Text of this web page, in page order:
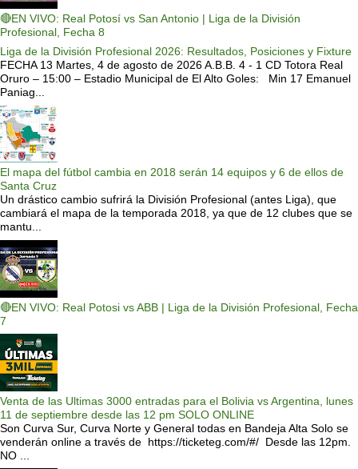
🔴EN VIVO: Real Potosí vs San Antonio | Liga de la División
Profesional, Fecha 8
Liga de la División Profesional 2026: Resultados, Posiciones y Fixture
FECHA 13 Martes, 4 de agosto de 2026 A.B.B. 4 - 1 CD Totora Real
Oruro – 15:00 – Estadio Municipal de El Alto Goles: Min 17 Emanuel
Paniag...
El mapa del fútbol cambia en 2018 serán 14 equipos y 6 de ellos de
Santa Cruz
Un drástico cambio sufrirá la División Profesional (antes Liga), que
cambiará el mapa de la temporada 2018, ya que de 12 clubes que se
mantu...
🔴EN VIVO: Real Potosi vs ABB | Liga de la División Profesional, Fecha
7
Venta de las Ultimas 3000 entradas para el Bolivia vs Argentina, lunes
11 de septiembre desde las 12 pm SOLO ONLINE
Son Curva Sur, Curva Norte y General todas en Bandeja Alta Solo se
venderán online a través de https://ticketeg.com/#/ Desde las 12pm.
NO ...